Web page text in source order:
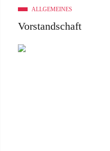
ALLGEMEINES
Vorstandschaft